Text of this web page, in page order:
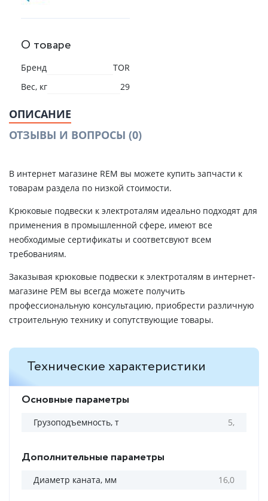
О товаре
Бренд
TOR
Вес, кг
29
ОПИСАНИЕ
ОТЗЫВЫ И ВОПРОСЫ (0)
В интернет магазине REM вы можете купить запчасти к
товарам раздела по низкой стоимости.
Крюковые подвески к электроталям идеально подходят для
применения в промышленной сфере, имеют все
необходимые сертификаты и соответсвуют всем
требованиям.
Заказывая крюковые подвески к электроталям в интернет-
магазине РЕМ вы всегда можете получить
профессиональную консультацию, приобрести различную
строительную технику и сопутствующие товары.
Технические характеристики
Основные параметры
Грузоподъемность, т 5,
Дополнительные параметры
Диаметр каната, мм 16,0